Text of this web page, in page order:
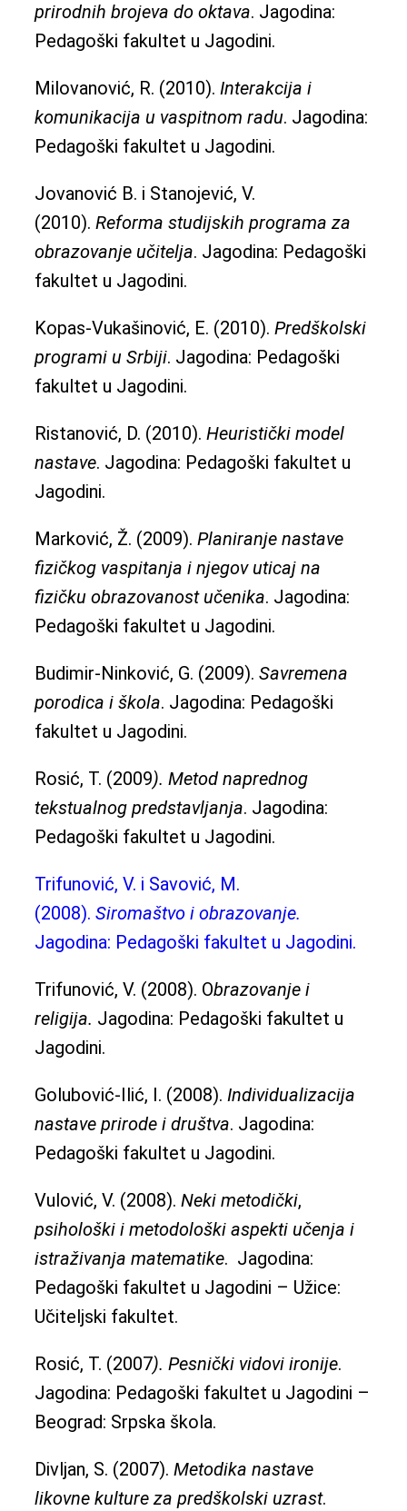
prirodnih brojeva do oktava. Jagodina:
Pedagoški fakultet u Jagodini.
Milovanović, R. (2010). Interakcija i
komunikacija u vaspitnom radu. Jagodina:
Pedagoški fakultet u Jagodini.
Jovanović B. i Stanojević, V.
(2010). Reforma studijskih programa za
obrazovanje učitelja. Jagodina: Pedagoški
fakultet u Jagodini.
Kopas-Vukašinović, E. (2010). Predškolski
programi u Srbiji. Jagodina: Pedagoški
fakultet u Jagodini.
Ristanović, D. (2010). Heuristički model
nastave. Jagodina: Pedagoški fakultet u
Jagodini.
Marković, Ž. (2009). Planiranje nastave
fizičkog vaspitanja i njegov uticaj na
fizičku obrazovanost učenika. Jagodina:
Pedagoški fakultet u Jagodini.
Budimir-Ninković, G. (2009). Savremena
porodica i škola. Jagodina: Pedagoški
fakultet u Jagodini.
Rosić, T. (2009). Metod naprednog
tekstualnog predstavljanja. Jagodina:
Pedagoški fakultet u Jagodini.
Trifunović, V. i Savović, M.
(2008). Siromaštvo i obrazovanje.
Jagodina: Pedagoški fakultet u Jagodini.
Trifunović, V. (2008). Obrazovanje i
religija. Jagodina: Pedagoški fakultet u
Jagodini.
Golubović-Ilić, I. (2008). Individualizacija
nastave prirode i društva. Jagodina:
Pedagoški fakultet u Jagodini.
Vulović, V. (2008). Neki metodički,
psihološki i metodološki aspekti učenja i
istraživanja matematike. Jagodina:
Pedagoški fakultet u Jagodini – Užice:
Učiteljski fakultet.
Rosić, T. (2007). Pesnički vidovi ironije.
Jagodina: Pedagoški fakultet u Jagodini –
Beograd: Srpska škola.
Divljan, S. (2007). Metodika nastave
likovne kulture za predškolski uzrast.